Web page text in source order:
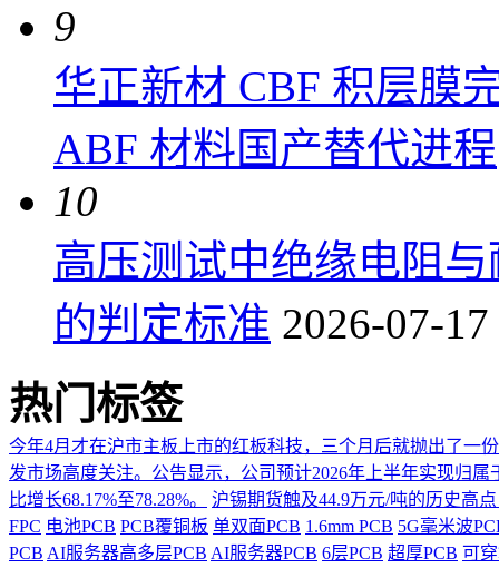
9
华正新材 CBF 积层膜
ABF 材料国产替代进程
10
高压测试中绝缘电阻
的判定标准 2026-07-17
热门标签
今年4月才在沪市主板上市的红板科技，三个月后就抛出了一
发市场高度关注。公告显示，公司预计2026年上半年实现归
比增长68.17%至78.28%。
沪锡期货触及44.9万元/吨的历史高
FPC 电池PCB PCB覆铜板 单双面PCB 1.6mm PCB 5G毫米波
PCB AI服务器高多层PCB AI服务器PCB 6层PCB 超厚PCB 可